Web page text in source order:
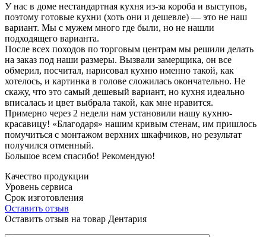
У нас в доме нестандартная кухня из-за короба и выступов,
поэтому готовые кухни (хоть они и дешевле) — это не наш
вариант. Мы с мужем много где были, но не нашли
подходящего варианта.
После всех походов по торговым центрам мы решили делать
на заказ под наши размеры. Вызвали замерщика, он все
обмерил, посчитал, нарисовал кухню именно такой, как
хотелось, и картинка в голове сложилась окончательно. Не
скажу, что это самый дешевый вариант, но кухня идеально
вписалась и цвет выбрала такой, как мне нравится.
Примерно через 2 недели нам установили нашу кухню-
красавицу! «Благодаря» нашим кривым стенам, им пришлось
помучиться с монтажом верхних шкафчиков, но результат
получился отменный.
Большое всем спасибо! Рекомендую!
Качество продукции
Уровень сервиса
Срок изготовления
Оставить отзыв
Оставить отзыв на товар Дентария